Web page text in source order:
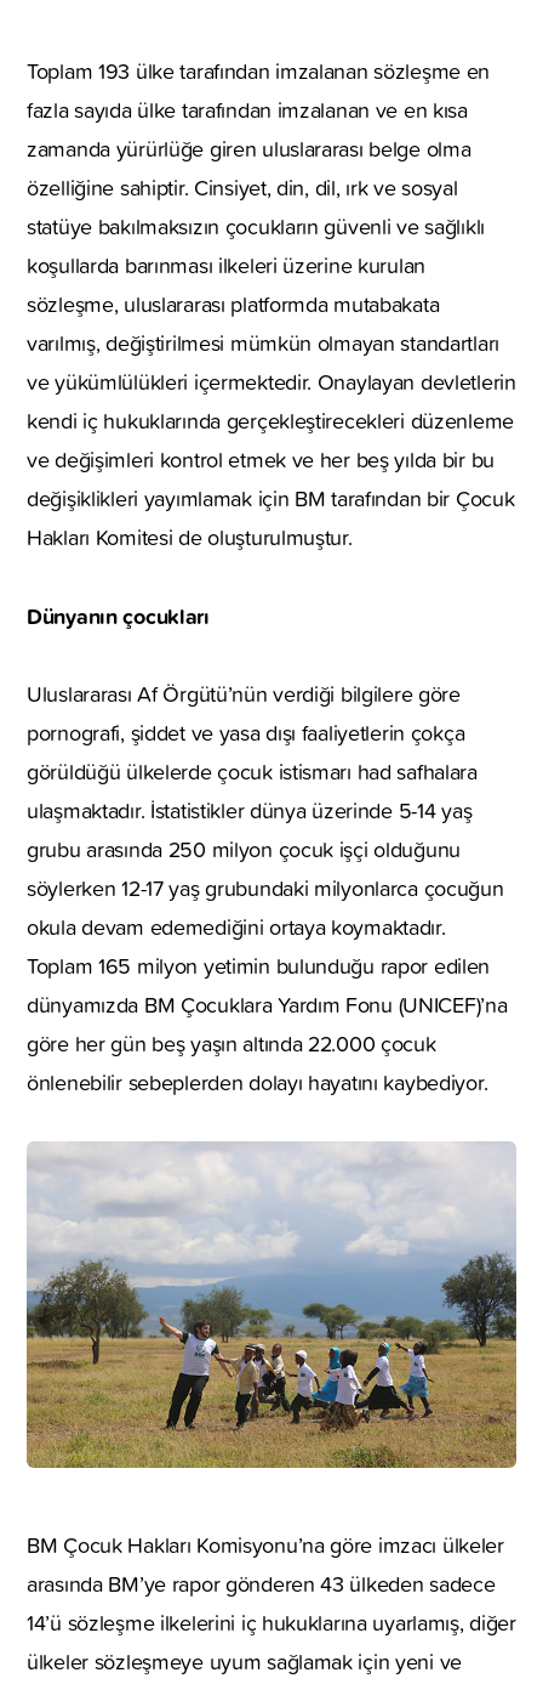
Toplam 193 ülke tarafından imzalanan sözleşme en
fazla sayıda ülke tarafından imzalanan ve en kısa
zamanda yürürlüğe giren uluslararası belge olma
özelliğine sahiptir. Cinsiyet, din, dil, ırk ve sosyal
statüye bakılmaksızın çocukların güvenli ve sağlıklı
koşullarda barınması ilkeleri üzerine kurulan
sözleşme, uluslararası platformda mutabakata
varılmış, değiştirilmesi mümkün olmayan standartları
ve yükümlülükleri içermektedir. Onaylayan devletlerin
kendi iç hukuklarında gerçekleştirecekleri düzenleme
ve değişimleri kontrol etmek ve her beş yılda bir bu
değişiklikleri yayımlamak için BM tarafından bir Çocuk
Hakları Komitesi de oluşturulmuştur.
Dünyanın çocukları
Uluslararası Af Örgütü’nün verdiği bilgilere göre
pornografi, şiddet ve yasa dışı faaliyetlerin çokça
görüldüğü ülkelerde çocuk istismarı had safhalara
ulaşmaktadır. İstatistikler dünya üzerinde 5-14 yaş
grubu arasında 250 milyon çocuk işçi olduğunu
söylerken 12-17 yaş grubundaki milyonlarca çocuğun
okula devam edemediğini ortaya koymaktadır.
Toplam 165 milyon yetimin bulunduğu rapor edilen
dünyamızda BM Çocuklara Yardım Fonu (UNICEF)’na
göre her gün beş yaşın altında 22.000 çocuk
önlenebilir sebeplerden dolayı hayatını kaybediyor.
BM Çocuk Hakları Komisyonu’na göre imzacı ülkeler
arasında BM’ye rapor gönderen 43 ülkeden sadece
14’ü sözleşme ilkelerini iç hukuklarına uyarlamış, diğer
ülkeler sözleşmeye uyum sağlamak için yeni ve